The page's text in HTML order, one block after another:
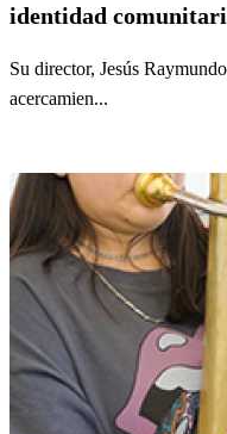
identidad
Su director, Jesús
acercamien...